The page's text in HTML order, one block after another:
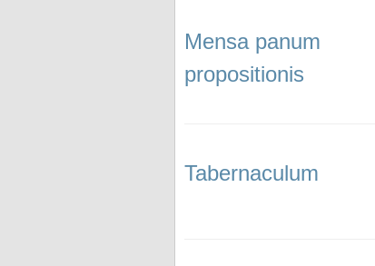
Mensa panum
propositionis
Tabernaculum